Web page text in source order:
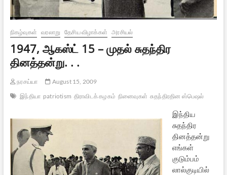
நிகழ்வுகள் வரலாறு தேசிய விழாக்கள் அரசியல்
1947, ஆகஸ்ட் 15 – முதல் சுதந்திர
தினத்தன்று. . .
நரசய்யா
August 15, 2009
இந்தியா patriotism திராவிடக் கழகம் நினைவுகள் சுதந்திரதின ஸ்பெஷல்
இந்திய
சுதந்திர
தினத்தன்று
எங்கள்
குடும்பம்
லால்குடியில்